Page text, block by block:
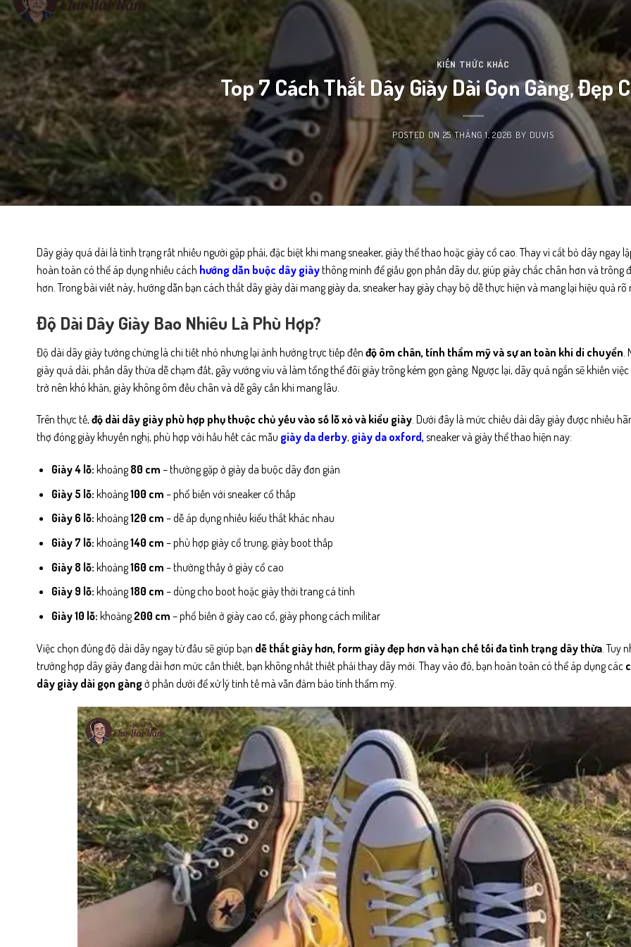
KIẾN THỨC KHÁC
Top 7 Cách Thắt Dây Giày Dài Gọn Gàng, Đẹp
POSTED ON 25 THÁNG 1, 2026 BY DUVIS
Dây giày quá dài là tình trạng rất nhiều người gặp phải, đặc biệt khi mang sneaker, giày thể thao hoặc giày cổ cao. Thay vì cắt bỏ dây ngay
hoàn toàn có thể áp dụng nhiều cách hướng dẫn buộc dây giàythông minh để giấu gọn phần dây dư, giúp giày chắc chân hơn và trông
hơn. Trong bài viết này, hướng dẫn bạn cách thắt dây giày dài mang giày da, sneaker hay giày chạy bộ dễ thực hiện và mang lại hiệu quả rõ
Độ Dài Dây Giày Bao Nhiêu Là Phù Hợp?
Độ dài dây giày tưởng chừng là chi tiết nhỏ nhưng lại ảnh hưởng trực tiếp đến độ ôm chân, tính thẩm mỹ và sự an toàn khi di chuyển
giày quá dài, phần dây thừa dễ chạm đất, gây vướng víu và làm tổng thể đôi giày trông kém gọn gàng. Ngược lại, dây quá ngắn sẽ khiến
trở nên khó khăn, giày không ôm đều chân và dễ gây cấn khi mang lâu.
Trên thực tế, độ dài dây giày phù hợp phụ thuộc chủ yếu vào số lỗ xỏ và kiểu giày. Dưới đây là mức chiều dài dây giày được nhiều
thợ đóng giày khuyến nghị, phù hợp với hầu hết các mẫu giày da derby, giày da oxford, sneaker và giày thể thao hiện nay:
Giày 4 lỗ: khoảng80 cm – thường gặp ở giày da buộc dây đơn giản
Giày 5 lỗ: khoảng100 cm – phổ biến với sneaker cổ thấp
Giày 6 lỗ: khoảng120 cm – dễ áp dụng nhiều kiểu thắt khác nhau
Giày 7 lỗ: khoảng140 cm – phù hợp giày cổ trung, giày boot thấp
Giày 8 lỗ: khoảng160 cm – thường thấy ở giày cổ cao
Giày 9 lỗ: khoảng180 cm – dùng cho boot hoặc giày thời trang cá tính
Giày 10 lỗ: khoảng200 cm – phổ biến ở giày cao cổ, giày phong cách militar
Việc chọn đúng độ dài dây ngay từ đầu sẽ giúp bạn dễ thắt giày hơn, form giày đẹp hơn và hạn chế tối đa tình trạng dây thừa . Tuy
trường hợp dây giày đang dài hơn mức cần thiết, bạn không nhất thiết phải thay dây mới. Thay vào đó, bạn hoàn toàn có thể áp dụng các
dây giày dài gọn gàngở phần dưới để xử lý tinh tế mà vẫn đảm bảo tính thẩm mỹ.